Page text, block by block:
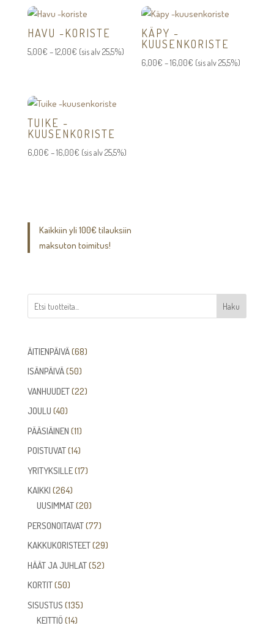
HAVU -KORISTE
5,00€ –12,00€Hintaluokka:
12,00€
(sis alv 25,5%)
KÄPY -
KUUSENKORISTE
6,00€ –16,00€ Hintaluokka:
(sis alv 25,5%)
TUIKE -
KUUSENKORISTE
6,00€ –16,00€Hintaluokka:
(sis alv 25,5%)
Kaikkiin yli 100€ tilauksiin
maksuton toimitus!
Haku
ÄITIENPÄIVÄ 6868
ISÄNPÄIVÄ 5050
tuotetta
VANHUUDET 2222
JOULU 4040
tuotetta
PÄÄSIÄINEN 1111
tuotetta
POISTUVAT 1414
tuotetta
YRITYKSILLE 1717
KAIKKI 264264
tuotetta
UUSIMMAT 2020
tuotetta
PERSONOITAVAT 7777
tuotetta
KAKKUKORISTEET 2929
HÄÄT JA JUHLAT 5252
KORTIT 5050
tuotetta
SISUSTUS 135135
KEITTIÖ 1414